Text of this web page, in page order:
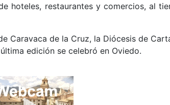
hoteles, restaurantes y comercios, al
de la Cruz, la Diócesis de
edición se celebró en Oviedo.